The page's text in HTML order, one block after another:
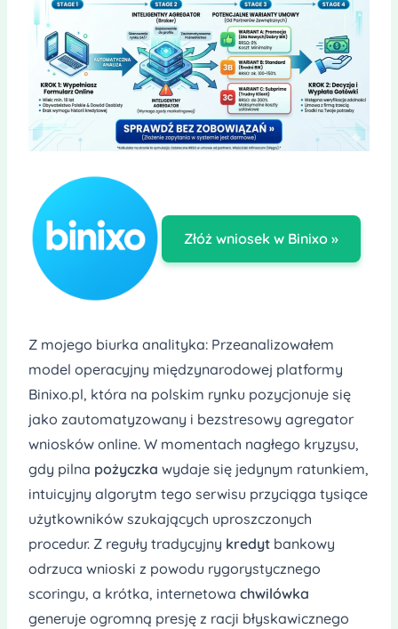
Złóż wniosek w Binixo »
Z mojego biurka analityka: Przeanalizowałem
model operacyjny międzynarodowej platformy
Binixo.pl, która na polskim rynku pozycjonuje się
jako zautomatyzowany i bezstresowy agregator
wniosków online. W momentach nagłego kryzysu,
gdy pilna pożyczka wydaje się jedynym ratunkiem,
intuicyjny algorytm tego serwisu przyciąga tysiące
użytkowników szukających uproszczonych
procedur. Z reguły tradycyjny kredytbankowy
odrzuca wnioski z powodu rygorystycznego
scoringu, a krótka, internetowa chwilówka
generuje ogromną presję z racji błyskawicznego